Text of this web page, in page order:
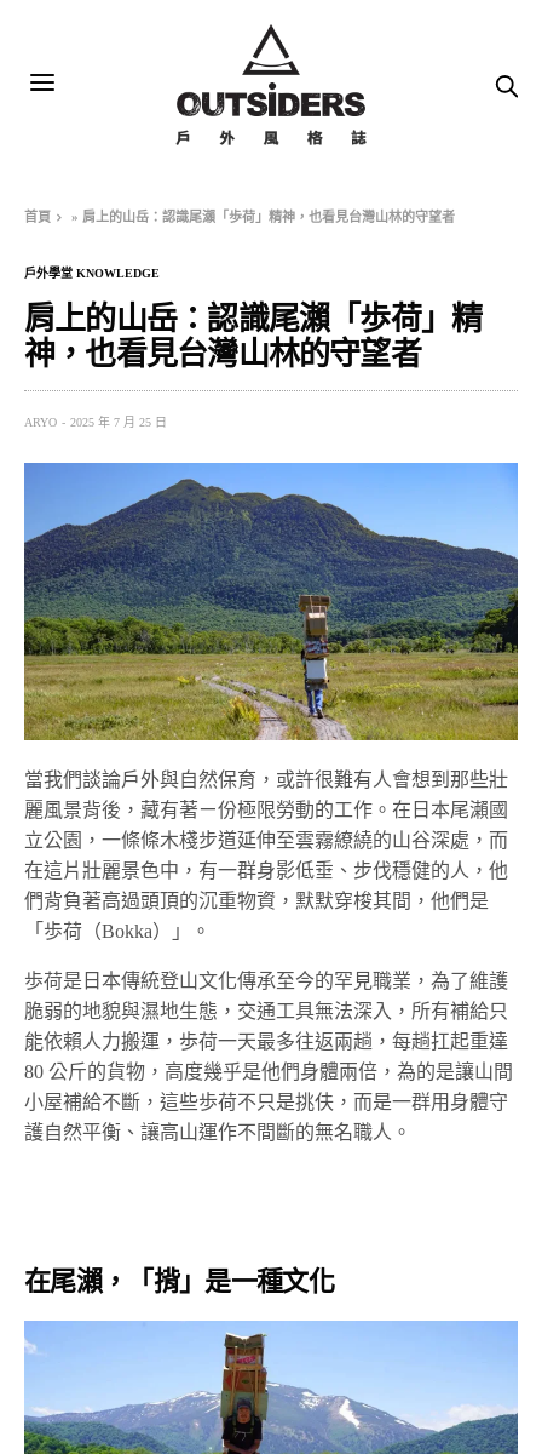
首頁 » 肩上的山岳：認識尾瀨「歩荷」精神，也看見台灣山林的守望者
戶外學堂 KNOWLEDGE
肩上的山岳：認識尾瀨「歩荷」精
神，也看見台灣山林的守望者
ARYO 2025 年 7 月 25 日
當我們談論戶外與自然保育，或許很難有人會想到那些壯
麗風景背後，藏有著ㄧ份極限勞動的工作。在日本尾瀨國
立公園，一條條木棧步道延伸至雲霧繚繞的山谷深處，而
在這片壯麗景色中，有一群身影低垂、步伐穩健的人，他
們背負著高過頭頂的沉重物資，默默穿梭其間，他們是
「歩荷（Bokka）」。
歩荷是日本傳統登山文化傳承至今的罕見職業，為了維護
脆弱的地貌與濕地生態，交通工具無法深入，所有補給只
能依賴人力搬運，歩荷一天最多往返兩趟，每趟扛起重達
80 公斤的貨物，高度幾乎是他們身體兩倍，為的是讓山間
小屋補給不斷，這些歩荷不只是挑伕，而是一群用身體守
護自然平衡、讓高山運作不間斷的無名職人。
在尾瀨，「揹」是一種文化